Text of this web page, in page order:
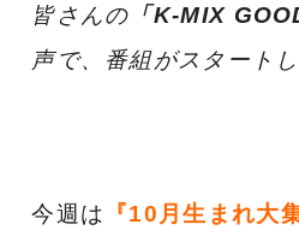
皆さんの 「K-MIX
声で、番組がスタート
今週は 『10月生まれ大